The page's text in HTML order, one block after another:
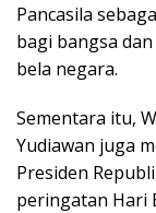
Pancasila
bagi bangsa
bela negara.
Sementara itu,
Yudiawan juga
Presiden
peringatan Hari